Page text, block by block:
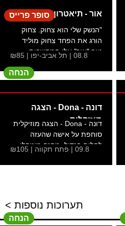
אור - תיאטרון דוואי
"הנשק שלי הוא צחוק. צחוק
הורג את הפחד צחוק מוליד
טוב "אור" אלו המחשבות...
08.8 | תל אביב-יפו | ₪85
סופר פרייס
הנחה
דונה - Dona - הצגה
מוזיקלית
דונה - Dona - הצגה מוזיקלית
סוחפת על אישה שהעזה
לחלום בגדול. מחזה מוזיקלי...
09.8 | פתח תקווה | ₪105
תערוכות נוספות >
הנחה